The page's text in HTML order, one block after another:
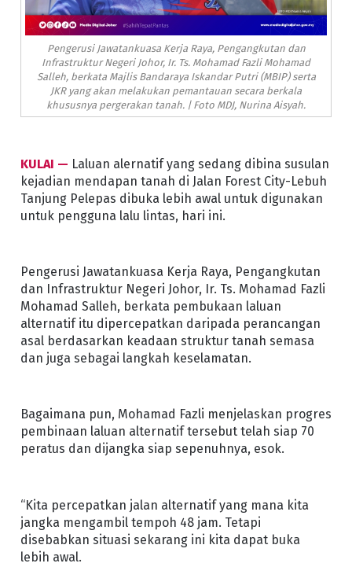
Pengerusi Jawatankuasa Kerja Raya, Pengangkutan dan
Infrastruktur Negeri Johor, Ir. Ts. Mohamad Fazli Mohamad
Salleh, berkata Majlis Bandaraya Iskandar Putri (MBIP) serta
JKR yang akan melakukan pemantauan secara berkala
khususnya pergerakan tanah. | Foto MDJ, Nurina Aisyah.
KULAI — Laluan alernatif yang sedang dibina susulan
kejadian mendapan tanah di Jalan Forest City-Lebuh
Tanjung Pelepas dibuka lebih awal untuk digunakan
untuk pengguna lalu lintas, hari ini.
Pengerusi Jawatankuasa Kerja Raya, Pengangkutan
dan Infrastruktur Negeri Johor, Ir. Ts. Mohamad Fazli
Mohamad Salleh, berkata pembukaan laluan
alternatif itu dipercepatkan daripada perancangan
asal berdasarkan keadaan struktur tanah semasa
dan juga sebagai langkah keselamatan.
Bagaimana pun, Mohamad Fazli menjelaskan progres
pembinaan laluan alternatif tersebut telah siap 70
peratus dan dijangka siap sepenuhnya, esok.
“Kita percepatkan jalan alternatif yang mana kita
jangka mengambil tempoh 48 jam. Tetapi
disebabkan situasi sekarang ini kita dapat buka
lebih awal.